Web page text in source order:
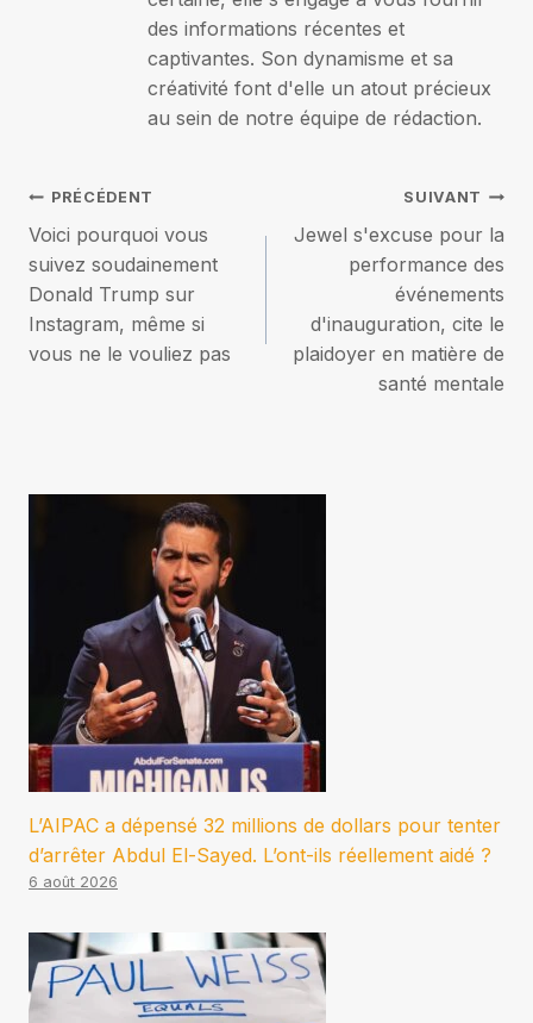
des informations récentes et
captivantes. Son dynamisme et sa
créativité font d'elle un atout précieux
au sein de notre équipe de rédaction.
Navigation
de
l’article
PRÉCÉDENT
Voici pourquoi vous
suivez soudainement
Donald Trump sur
Instagram, même si
vous ne le vouliez pas
SUIVANT
Jewel s'excuse pour la
performance des
événements
d'inauguration, cite le
plaidoyer en matière de
santé mentale
L’AIPAC a dépensé 32 millions de dollars pour tenter
d’arrêter Abdul El-Sayed. L’ont-ils réellement aidé ?
6 août 2026